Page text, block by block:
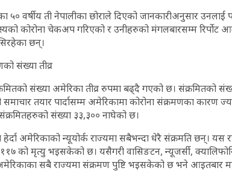
५० वर्षीय ती नेपालीका छोराले दिएको जानकारीअनुसार
कोरोना चेकअप गरिएको र उनीहरुको मंगलबारसम्म रिर्पोट
छन्।
संख्या तीव्र
संख्या अमेरिका तीव्र रुपमा बढ्दै गएको छ। संक्रमितको
समाचार तयार पार्दासम्म अमेरिकामा कोरोना संक्रमणका कारण
संख्या ३३,३०० नाघेको छ।
अमेरिकाको न्यूयोर्क राज्यमा सबैभन्दा धेरै संक्रमति छन्। यस
को मृत्यु भइसकेको छ। यसैगरी वासिङटन, न्यूजर्सी,
सबै राज्यमा संक्रमण पुष्टि भइसकेको छ भने आइतबार